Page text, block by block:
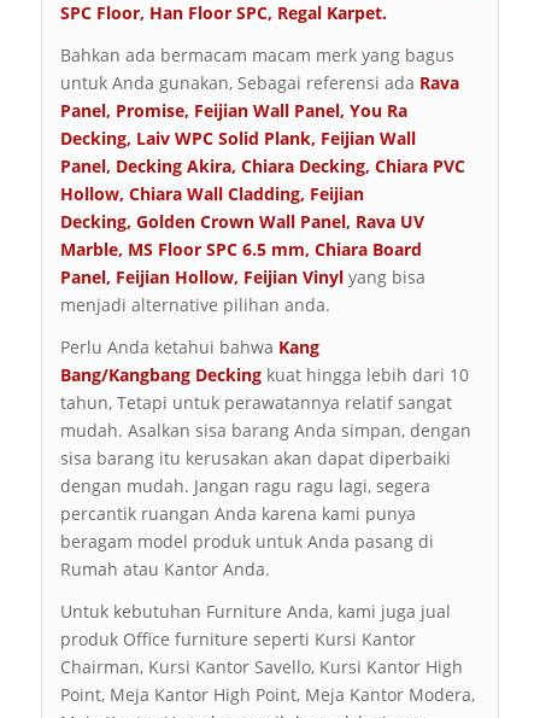
SPC Floor, Han Floor SPC, Regal Karpet.
Bahkan ada bermacam macam merk yang bagus
untuk Anda gunakan, Sebagai referensi ada Rava
Panel, Promise, Feijian Wall Panel, You Ra
Decking, Laiv WPC Solid Plank, Feijian Wall
Panel, Decking Akira, Chiara Decking, Chiara PVC
Hollow, Chiara Wall Cladding, Feijian
Decking, Golden Crown Wall Panel, Rava UV
Marble, MS Floor SPC 6.5 mm, Chiara Board
Panel, Feijian Hollow, Feijian Vinylyang bisa
menjadi alternative pilihan anda.
Perlu Anda ketahui bahwa Kang
Bang/Kangbang Decking kuat hingga lebih dari 10
tahun, Tetapi untuk perawatannya relatif sangat
mudah. Asalkan sisa barang Anda simpan, dengan
sisa barang itu kerusakan akan dapat diperbaiki
dengan mudah. Jangan ragu ragu lagi, segera
percantik ruangan Anda karena kami punya
beragam model produk untuk Anda pasang di
Rumah atau Kantor Anda.
Untuk kebutuhan Furniture Anda, kami juga jual
produk Office furniture seperti Kursi Kantor
Chairman, Kursi Kantor Savello, Kursi Kantor High
Point, Meja Kantor High Point, Meja Kantor Modera,